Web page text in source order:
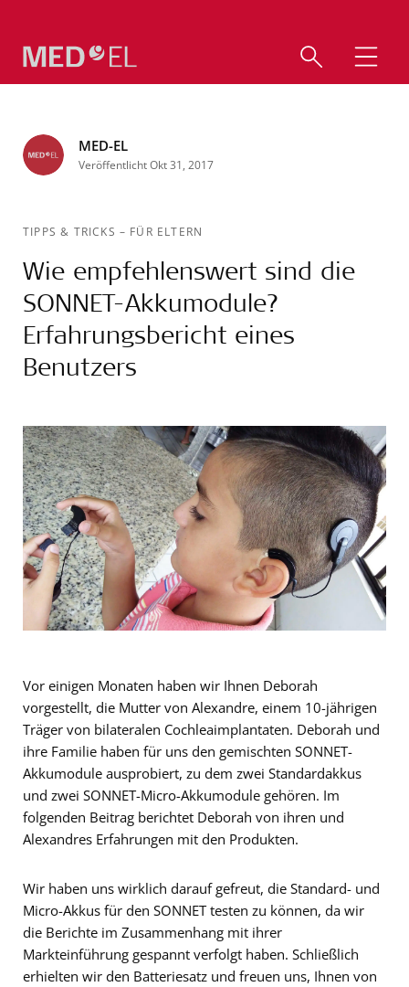
MED-EL
Veröffentlicht Okt 31, 2017
TIPPS & TRICKS – FÜR ELTERN
Wie empfehlenswert sind die
SONNET-Akkumodule?
Erfahrungsbericht eines
Benutzers
Vor einigen Monaten haben wir Ihnen Deborah
vorgestellt, die Mutter von Alexandre, einem 10-jährigen
Träger von bilateralen Cochleaimplantaten. Deborah und
ihre Familie haben für uns den gemischten SONNET-
Akkumodule ausprobiert, zu dem zwei Standardakkus
und zwei SONNET-Micro-Akkumodule gehören. Im
folgenden Beitrag berichtet Deborah von ihren und
Alexandres Erfahrungen mit den Produkten.
Wir haben uns wirklich darauf gefreut, die Standard- und
Micro-Akkus für den SONNET testen zu können, da wir
die Berichte im Zusammenhang mit ihrer
Markteinführung gespannt verfolgt haben. Schließlich
erhielten wir den Batteriesatz und freuen uns, Ihnen von